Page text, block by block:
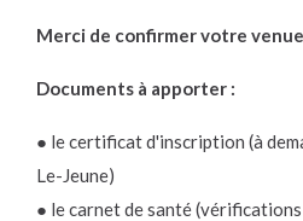
Merci de confirmer votre
Documents à apporter :
● le certificat d'inscription (à
Le-Jeune)
● le carnet de santé